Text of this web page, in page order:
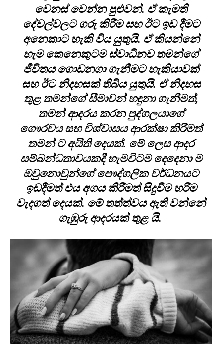
වෙනස් වෙන්න පුළුවන්. ඒ කැමති
දේවල්වලට ගරු කිරීම සහ ඊට ඉඩ දීමට
අනෙකාට හැකි විය යුතුයි. ඒ කියන්නේ
හැම කෙනෙකුටම ස්වාධීනව තමන්ගේ
ජීවිතය ගොඩනගා ගැනීමට හැකියාවක්
සහ ඊට නිදහසක් තිබිය යුතුයි. ඒ නිදහස
තුළ තමන්ගේ සීමාවන් හඳුනා ගැනීමත්,
තමන් ආදරය කරන පුද්ගලයාගේ
ගෞරවය සහ විශ්වාසය ආරක්ෂා කිරීමත්
තමන් ට අයිති දෙයක්. මේ ලෙස ආදර
සම්බන්ධතාවයකදී හැමවිටම දෙදෙනා ම
ඔවුනොවුන්ගේ පෞද්ගලික වර්ධනයට
ඉඩදීමත් එය අගය කිරීමත් සිදුවීම හරිම
වැදගත් දෙයක්. මේ තත්ත්වය ඇති වන්නේ
ගැඹුරු ආදරයක් තුළ යි.